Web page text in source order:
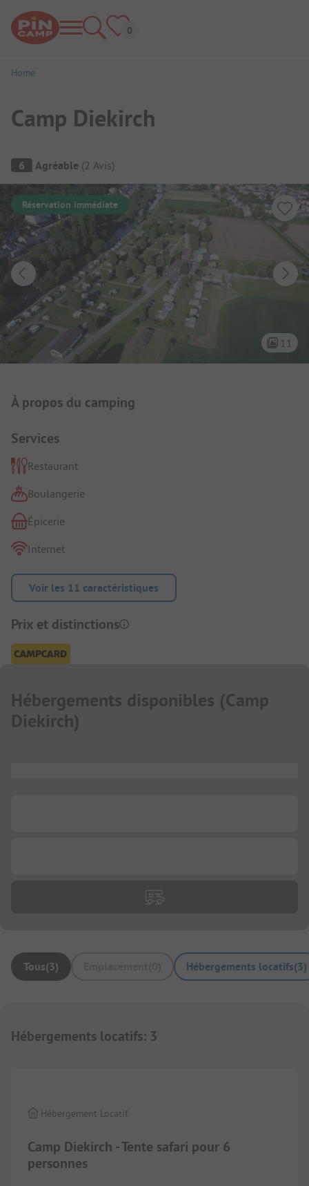
Home
Camp Diekirch
Aperçu du camping
6 Agréable (2 Avis)
Réservation immédiate
11
Présentation du camping
À propos du camping
Services
Restaurant
Boulangerie
Épicerie
Internet
Voir les 11 caractéristiques
Prix et distinctions
Hébergements disponibles (Camp
Diekirch)
Tous(3) Hébergements locatifs(3)
Hébergements locatifs: 3
Camp Diekirch - Tente safari pour 6
personnes
Hébergement Locatif